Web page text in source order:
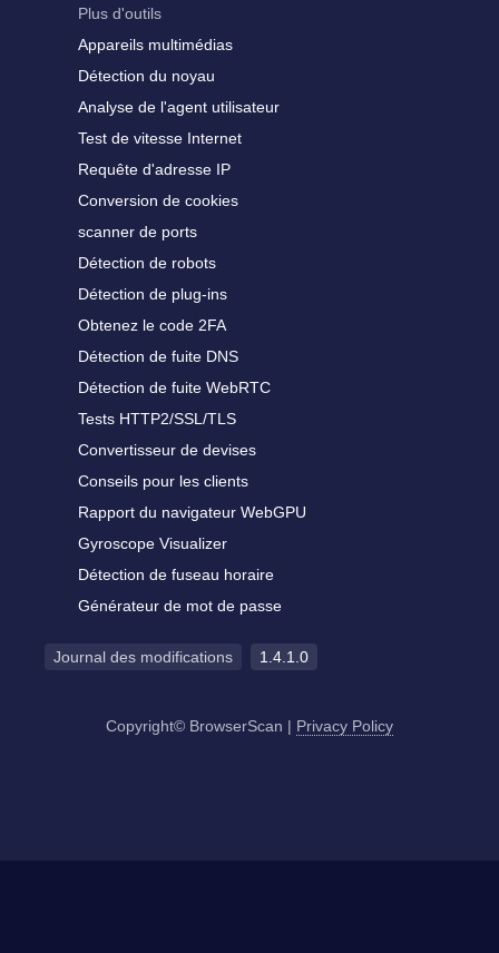
Plus d'outils
Appareils multimédias
Détection du noyau
Analyse de l'agent utilisateur
Test de vitesse Internet
Requête d'adresse IP
Conversion de cookies
scanner de ports
Détection de robots
Détection de plug-ins
Obtenez le code 2FA
Détection de fuite DNS
Détection de fuite WebRTC
Tests HTTP2/SSL/TLS
Convertisseur de devises
Conseils pour les clients
Rapport du navigateur WebGPU
Gyroscope Visualizer
Détection de fuseau horaire
Générateur de mot de passe
Journal des modifications 1.4.1.0
Copyright© BrowserScan | Privacy Policy